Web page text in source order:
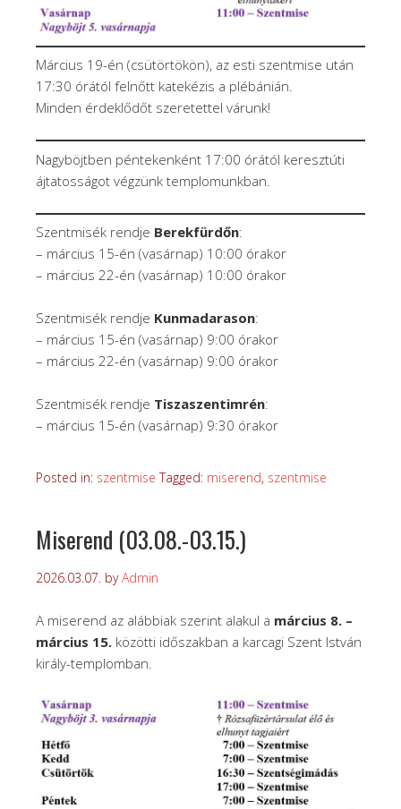
Március 19-én (csütörtökön), az esti szentmise után
17:30 órától felnőtt katekézis a plébánián.
Minden érdeklődőt szeretettel várunk!
Nagyböjtben péntekenként 17:00 órától keresztúti
ájtatosságot végzünk templomunkban.
Szentmisék rendje Berekfürdőn:
– március 15-én (vasárnap) 10:00 órakor
– március 22-én (vasárnap) 10:00 órakor
Szentmisék rendje Kunmadarason:
– március 15-én (vasárnap) 9:00 órakor
– március 22-én (vasárnap) 9:00 órakor
Szentmisék rendje Tiszaszentimrén:
– március 15-én (vasárnap) 9:30 órakor
Posted in: szentmise Tagged: miserend, szentmise
Miserend (03.08.-03.15.)
2026.03.07. byAdmin
A miserend az alábbiak szerint alakul a március 8. –
március 15. közötti időszakban a karcagi Szent István
király-templomban.